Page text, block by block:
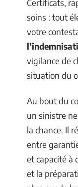
Certificats,
soins : tout
votre
vigilance de
situation du
Au bout du
un sinistre
la chance. Il
entre
et capacité à
et la